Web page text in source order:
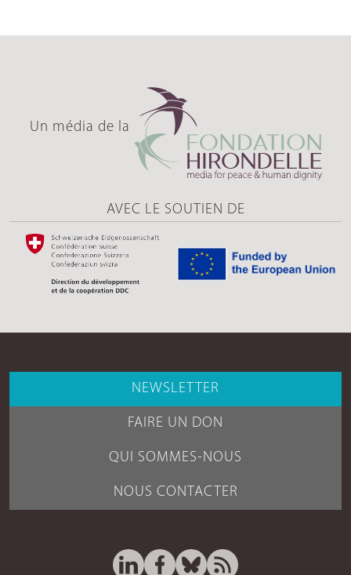
Un média de la
AVEC LE SOUTIEN DE
NEWSLETTER
FAIRE UN DON
QUI SOMMES-NOUS
NOUS CONTACTER